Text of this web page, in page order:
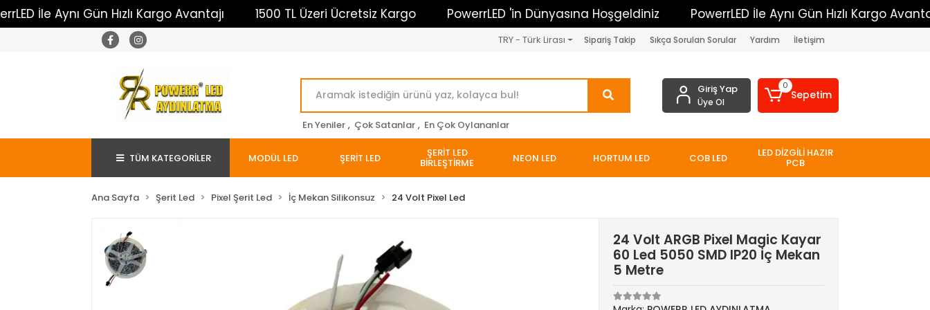
İle Aynı Gün Hızlı Kargo Avantajı 1500 TL Üzeri Ücretsiz Kargo PowerrLED 'in Dünyasına Hoşgeldiniz PowerrLED İle Aynı Gün Hızlı Kargo Avantajı
TRY - Türk Lirası Sipariş Takip Sıkça Sorulan Sorular Yardım İletişim
En Yeniler , Çok Satanlar , En Çok Oylananlar
Giriş Yap
Üye Ol
0
Sepetim
TÜM KATEGORİLER MODÜL LED ŞERİT LED ŞERİT LED
BİRLEŞTİRME NEON LED HORTUM LED COB LED LED DİZGİLİ HAZIR
PCB
Ana Sayfa Şerit Led Pixel Şerit Led İç Mekan Silikonsuz 24 Volt Pixel Led
24 Volt ARGB Pixel Magic Kayar
60 Led 5050 SMD IP20 İç Mekan
5 Metre